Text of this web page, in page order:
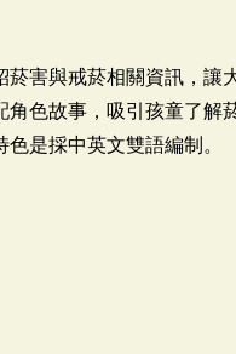
害與戒菸相關資訊，讓
色故事，吸引孩童了解
是採中英文雙語編制。